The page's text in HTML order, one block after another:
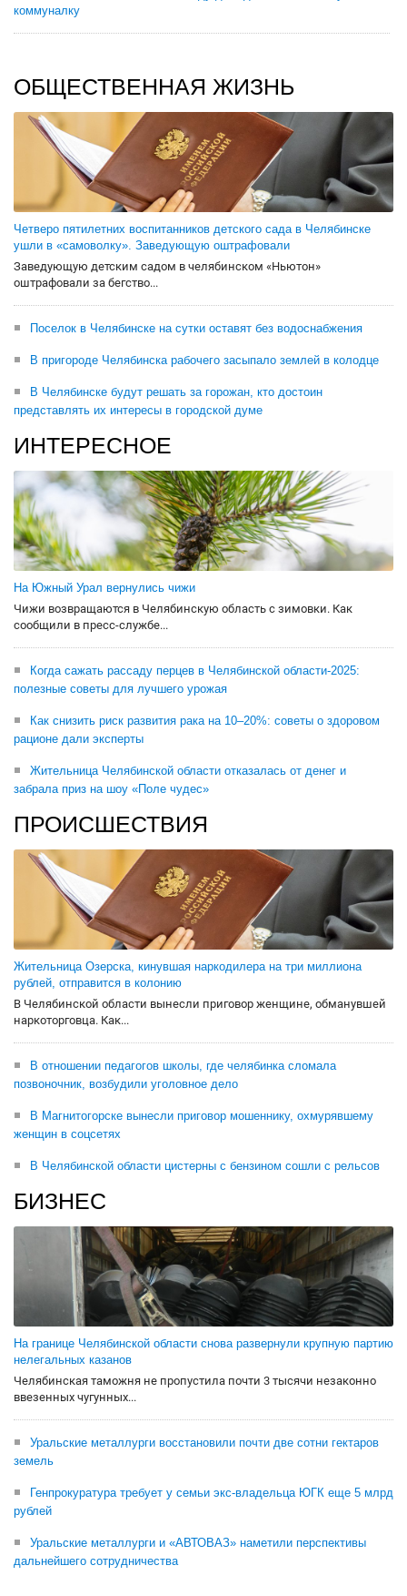
коммуналку
ОБЩЕСТВЕННАЯ ЖИЗНЬ
Четверо пятилетних воспитанников детского сада в Челябинске
ушли в «самоволку». Заведующую оштрафовали
Заведующую детским садом в челябинском «Ньютон»
оштрафовали за бегство...
Поселок в Челябинске на сутки оставят без водоснабжения
В пригороде Челябинска рабочего засыпало землей в колодце
В Челябинске будут решать за горожан, кто достоин
представлять их интересы в городской думе
ИНТЕРЕСНОЕ
На Южный Урал вернулись чижи
Чижи возвращаются в Челябинскую область с зимовки. Как
сообщили в пресс-службе...
Когда сажать рассаду перцев в Челябинской области-2025:
полезные советы для лучшего урожая
Как снизить риск развития рака на 10–20%: советы о здоровом
рационе дали эксперты
Жительница Челябинской области отказалась от денег и
забрала приз на шоу «Поле чудес»
ПРОИСШЕСТВИЯ
Жительница Озерска, кинувшая наркодилера на три миллиона
рублей, отправится в колонию
В Челябинской области вынесли приговор женщине, обманувшей
наркоторговца. Как...
В отношении педагогов школы, где челябинка сломала
позвоночник, возбудили уголовное дело
В Магнитогорске вынесли приговор мошеннику, охмурявшему
женщин в соцсетях
В Челябинской области цистерны с бензином сошли с рельсов
БИЗНЕС
На границе Челябинской области снова развернули крупную партию
нелегальных казанов
Челябинская таможня не пропустила почти 3 тысячи незаконно
ввезенных чугунных...
Уральские металлурги восстановили почти две сотни гектаров
земель
Генпрокуратура требует у семьи экс-владельца ЮГК еще 5 млрд
рублей
Уральские металлурги и «АВТОВАЗ» наметили перспективы
дальнейшего сотрудничества